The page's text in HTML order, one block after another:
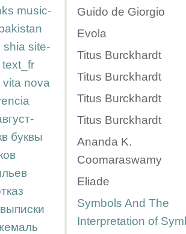
music-
shia site-
text_fr
vita nova
буквы
выписки
Guido de Giorgio
Evola
Titus Burckhardt
Titus Burckhardt
Titus Burckhardt
Titus Burckhardt
Ananda K.
Coomaraswamy
Eliade
Symbols And The
Interpretation of